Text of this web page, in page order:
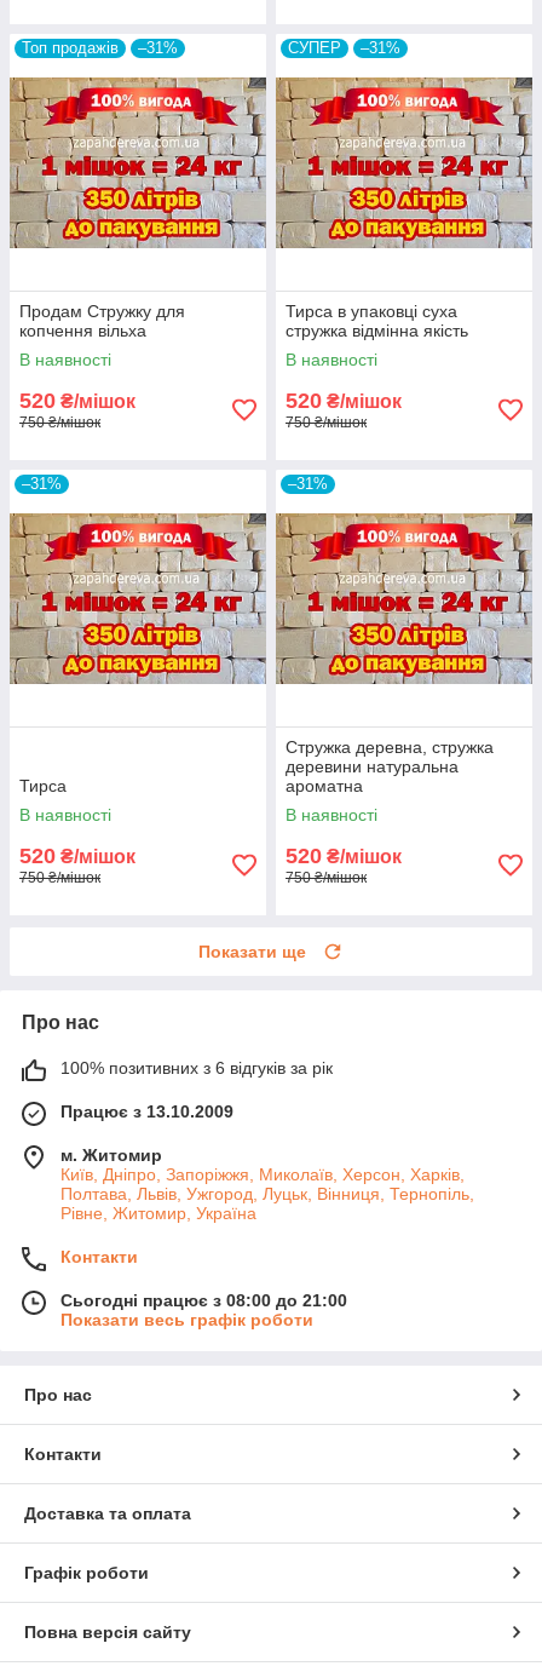
Топ продажів –31%
Продам Стружку для
копчення вільха
В наявності
520 ₴/мішок
750 ₴/мішок
СУПЕР –31%
Тирса в упаковці суха
стружка відмінна якість
В наявності
520 ₴/мішок
750 ₴/мішок
–31%
Тирса
В наявності
520 ₴/мішок
750 ₴/мішок
–31%
Стружка деревна, стружка
деревини натуральна
ароматна
В наявності
520 ₴/мішок
750 ₴/мішок
Показати ще
Про нас
100% позитивних з 6 відгуків за рік
Працює з 13.10.2009
м. Житомир
Київ, Дніпро, Запоріжжя, Миколаїв, Херсон, Харків,
Полтава, Львів, Ужгород, Луцьк, Вінниця, Тернопіль,
Рівне, Житомир, Україна
Контакти
Сьогодні працює з 08:00 до 21:00
Показати весь графік роботи
Про нас
Контакти
Доставка та оплата
Графік роботи
Повна версія сайту